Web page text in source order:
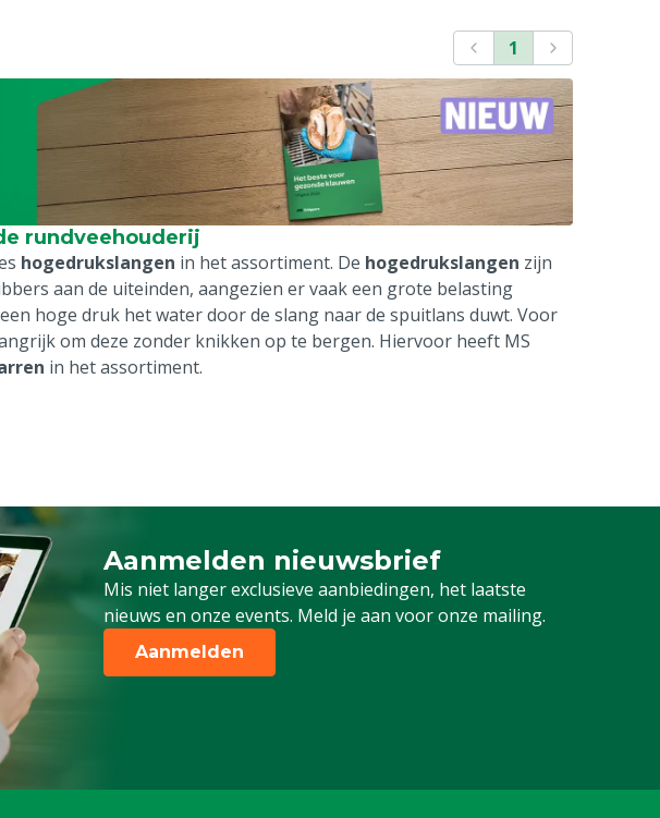
1
rundveehouderij
hogedrukslangen in het assortiment. De hogedrukslangen zijn
aan de uiteinden, aangezien er vaak een grote belasting
hoge druk het water door de slang naar de spuitlans duwt. Voor
om deze zonder knikken op te bergen. Hiervoor heeft MS
in het assortiment.
Aanmelden nieuwsbrief
Mis niet langer exclusieve aanbiedingen, het laatste
nieuws en onze events. Meld je aan voor onze mailing.
Schrijf je in voor onze nieuwsbrief
Aanmelden